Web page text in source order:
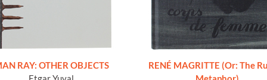
RAY: OTHER OBJECTS
RENÉ MAGRITTE (Or: The